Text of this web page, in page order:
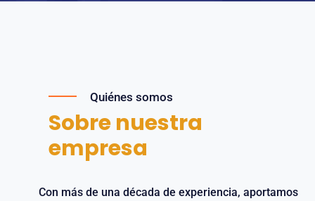
Quiénes somos
Sobre nuestra
empresa
Con más de una década de experiencia, aportamos